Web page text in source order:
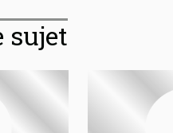
sujet